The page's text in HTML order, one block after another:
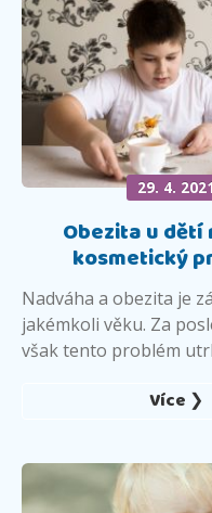
29. 4. 2021
Obezita u dětí
kosmetický
Nadváha a obezita je
jakémkoli věku. Za
však tento problém
Více ❯